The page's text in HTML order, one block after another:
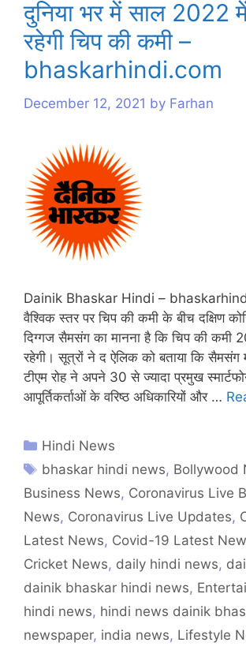
दुनिया भर में साल 2022
रहेगी चिप की कमी –
bhaskarhindi.com
December 12, 2021 by Farhan
Dainik Bhaskar Hindi –
वैश्विक स्तर पर चिप की कमी के बीच दक्षिण
दिग्गज सैमसंग का मानना है कि चिप की कमी
रहेगी। सूत्रों ने द ऐलिक को बताया कि सैमसंग
टीएम रोह ने अपने 30 से ज्यादा प्रमुख
आपूर्तिकर्ताओं के वरिष्ठ अधिकारियों और …
s
Hindi News
bhaskar hindi news, Bollywood
Business News, Coronavirus Live
News, Coronavirus Live Updates,
Latest News, Covid-19 Latest
Cricket News, daily hindi news,
dainik bhaskar hindi news,
hindi news, hindi news dainik
newspaper, india news, Lifestyle
s